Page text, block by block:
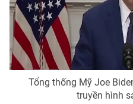
THỜI BÁO VTV
Theo dõi báo trên
Tổng thống Mỹ Joe
truyền hình